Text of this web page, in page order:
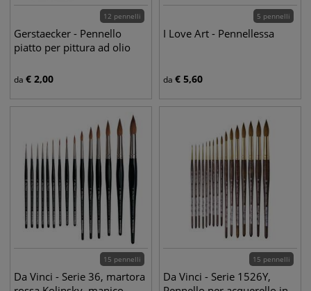
12 pennelli
Gerstaecker - Pennello
piatto per pittura ad olio
da € 2,00
5 pennelli
I Love Art - Pennellessa
da € 5,60
15 pennelli
Da Vinci - Serie 36, martora
15 pennelli
Da Vinci - Serie 1526Y,